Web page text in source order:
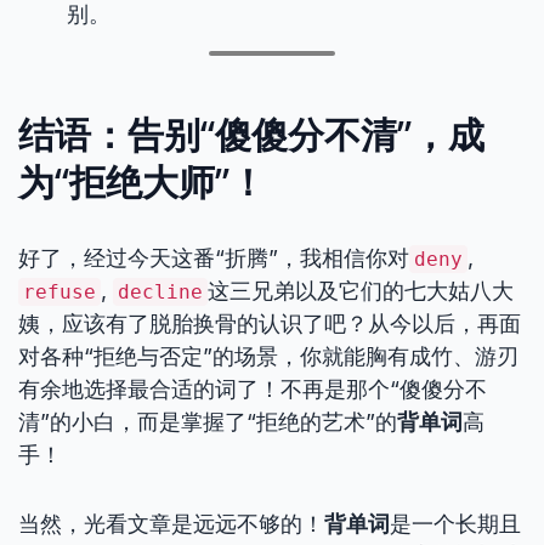
别。
结语：告别“傻傻分不清”，成
为“拒绝大师”！
好了，经过今天这番“折腾”，我相信你对 deny ,
refuse , decline 这三兄弟以及它们的七大姑八大
姨，应该有了脱胎换骨的认识了吧？从今以后，再面
对各种“拒绝与否定”的场景，你就能胸有成竹、游刃
有余地选择最合适的词了！不再是那个“傻傻分不
清”的小白，而是掌握了“拒绝的艺术”的背单词高
手！
当然，光看文章是远远不够的！ 背单词是一个长期且